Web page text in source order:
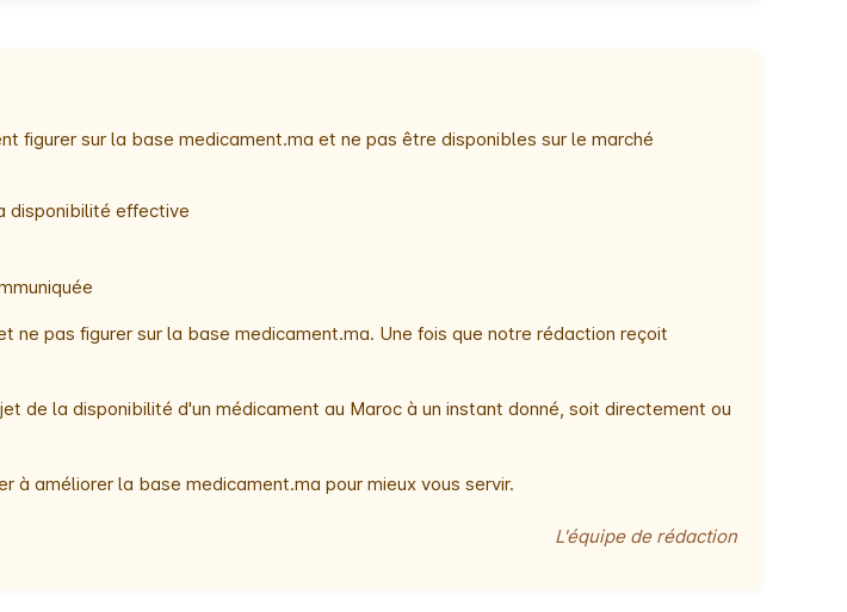
figurer sur la base medicament.ma et ne pas être disponibles sur le marché
disponibilité effective
pas figurer sur la base medicament.ma. Une fois que notre rédaction reçoit
de la disponibilité d'un médicament au Maroc à un instant donné, soit directement ou
à améliorer la base medicament.ma pour mieux vous servir.
L'équipe de rédaction